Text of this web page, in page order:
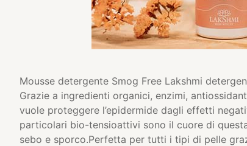
Mousse detergente Smog Free Lakshmi
Grazie a ingredienti organici, enzimi,
vuole proteggere l’epidermide dagli effetti
particolari bio-tensioattivi sono il cuore di
sebo e sporco.Perfetta per tutti i tipi di pelle